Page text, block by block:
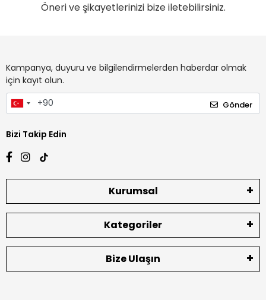
Öneri ve şikayetlerinizi bize iletebilirsiniz.
Kampanya, duyuru ve bilgilendirmelerden haberdar olmak
için kayıt olun.
Gönder
Bizi Takip Edin
Kurumsal
Kategoriler
Bize Ulaşın